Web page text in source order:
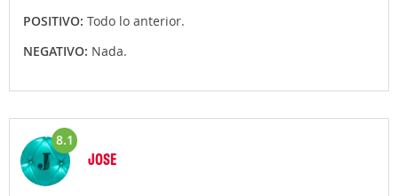
POSITIVO: Todo lo anterior.
NEGATIVO: Nada.
8.1
JOSE